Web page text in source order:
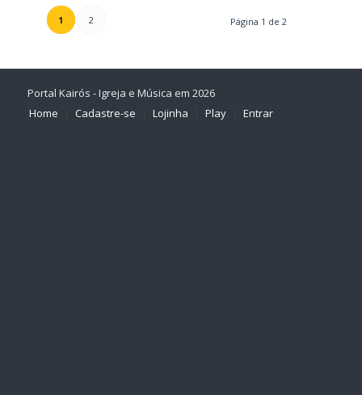
Página 1 de 2
1 2
Portal Kairós - Igreja e Música em 2026
Home
Cadastre-se Lojinha Play Entrar